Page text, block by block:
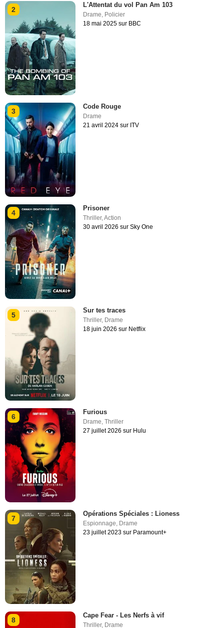
2
L'Attentat du vol Pan Am 103
Drame Policier
18 mai 2025 sur BBC
3
Code Rouge
Drame
21 avril 2024 sur ITV
4
Prisoner
Thriller,Action
30 avril 2026 sur Sky One
5
Sur tes traces
Thriller, Drame
18 juin 2026 sur Netflix
6
Furious
Drame,Thriller
27 juillet 2026 sur Hulu
7
Opérations Spéciales : Lioness
Espionnage, Drame
23 juillet 2023 sur Paramount+
8
Cape Fear - Les Nerfs à vif
Thriller, Drame